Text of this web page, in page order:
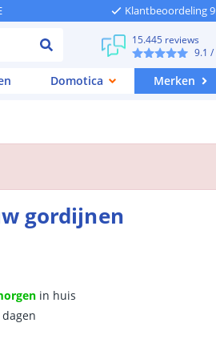
Klantbeoordeling
15.445 reviews
9.1 /
Domotica Merken
gordijnen
in huis